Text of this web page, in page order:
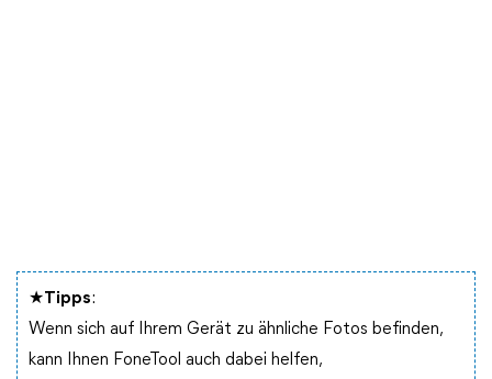
★Tipps:
Wenn sich auf Ihrem Gerät zu ähnliche Fotos befinden,
kann Ihnen FoneTool auch dabei helfen,